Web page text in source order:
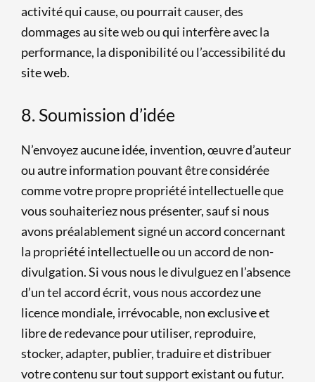
activité qui cause, ou pourrait causer, des
dommages au site web ou qui interfère avec la
performance, la disponibilité ou l’accessibilité du
site web.
8. Soumission d’idée
N’envoyez aucune idée, invention, œuvre d’auteur
ou autre information pouvant être considérée
comme votre propre propriété intellectuelle que
vous souhaiteriez nous présenter, sauf si nous
avons préalablement signé un accord concernant
la propriété intellectuelle ou un accord de non-
divulgation. Si vous nous le divulguez en l’absence
d’un tel accord écrit, vous nous accordez une
licence mondiale, irrévocable, non exclusive et
libre de redevance pour utiliser, reproduire,
stocker, adapter, publier, traduire et distribuer
votre contenu sur tout support existant ou futur.